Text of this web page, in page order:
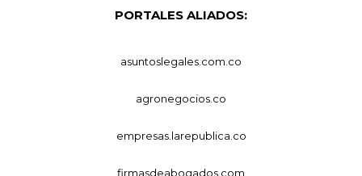
PORTALES ALIADOS:
asuntoslegales.com.co
agronegocios.co
empresas.larepublica.co
firmasdeabogados.com